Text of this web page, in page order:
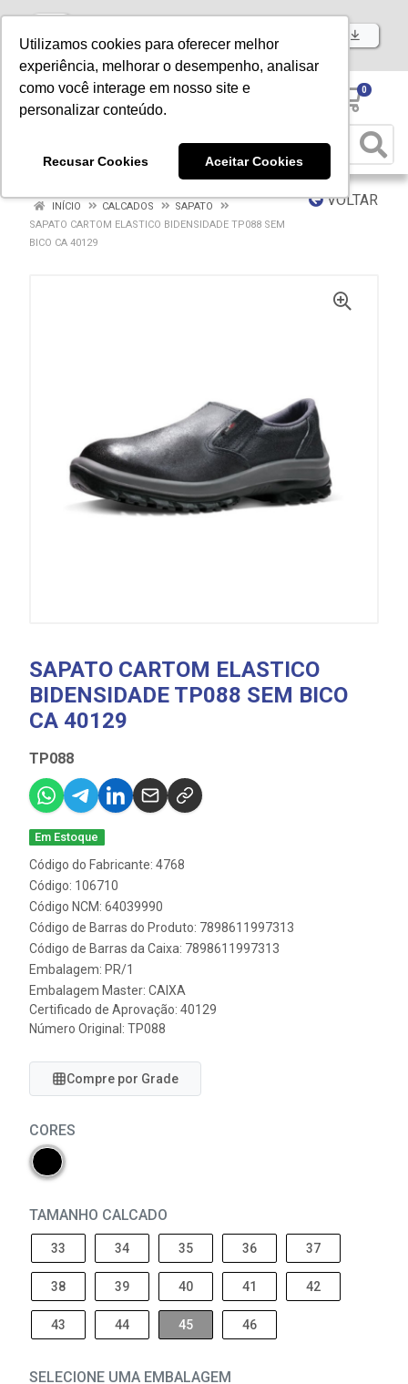
Utilizamos cookies para oferecer melhor
experiência, melhorar o desempenho, analisar
como você interage em nosso site e
personalizar conteúdo.
Recusar Cookies Aceitar Cookies
Baixe já nosso APP
0
VOLTAR
INÍCIO CALCADOS
SAPATO
SAPATO CARTOM ELASTICO BIDENSIDADE TP088 SEM
BICO CA 40129
SAPATO CARTOM ELASTICO
BIDENSIDADE TP088 SEM BICO
CA 40129
TP088
Em Estoque
Código do Fabricante: 4768
Código: 106710
Código NCM: 64039990
Código de Barras do Produto: 7898611997313
Código de Barras da Caixa: 7898611997313
Embalagem: PR/1
Embalagem Master: CAIXA
Certificado de Aprovação: 40129
Número Original: TP088
Compre por Grade
CORES
TAMANHO CALCADO
33 34 35 36 37
38 39 40 41 42
43 44 45 46
SELECIONE UMA EMBALAGEM